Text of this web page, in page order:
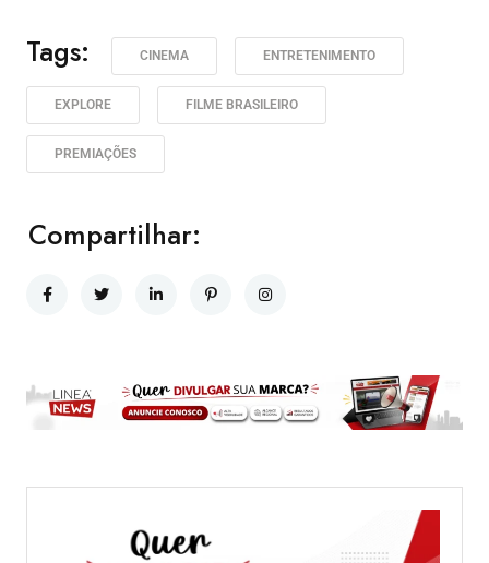
Tags: CINEMA ENTRETENIMENTO
EXPLORE FILME BRASILEIRO
PREMIAÇÕES
Compartilhar: